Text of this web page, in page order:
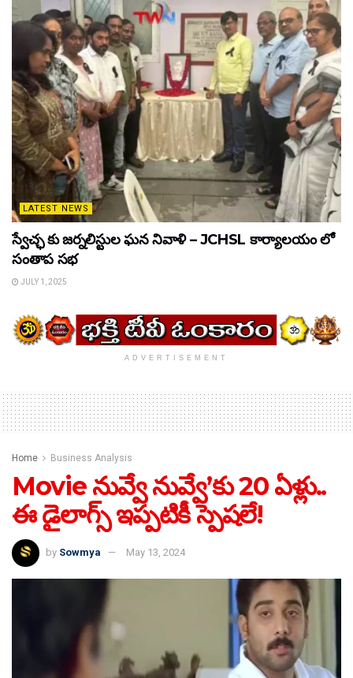
LATEST NEWS
స్వేచ్ఛ కు జర్నలిస్టుల ఘన నివాళి – JCHSL కార్యాలయం లో
సంతాప సభ
JULY 1, 2025
ADVERTISEMENT
Home Business Analysis
Movie నువ్వే నువ్వే’కు 20 ఏళ్లు..
ఈ డైలాగ్స్ ఇప్పటికీ స్పెషలే!
by Sowmya May 13, 2024